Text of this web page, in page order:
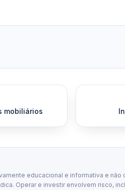
mobiliários
educacional e informativa e
Operar e investir envolvem risco,